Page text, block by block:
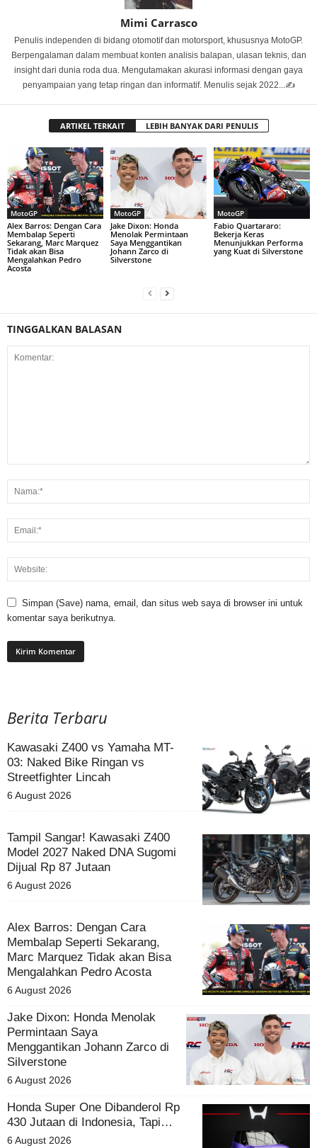
Mimi Carrasco
Penulis independen di bidang otomotif dan motorsport, khususnya MotoGP.
Berpengalaman dalam membuat konten analisis balapan, ulasan teknis, dan
insight dari dunia roda dua. Mengutamakan akurasi informasi dengan gaya
penyampaian yang tetap ringan dan informatif. Menulis sejak 2022...✍️
ARTIKEL TERKAIT LEBIH BANYAK DARI PENULIS
MotoGP
Alex Barros: Dengan Cara
Membalap Seperti
Sekarang, Marc Marquez
Tidak akan Bisa
Mengalahkan Pedro
Acosta
MotoGP
Jake Dixon: Honda
Menolak Permintaan
Saya Menggantikan
Johann Zarco di
Silverstone
MotoGP
Fabio Quartararo:
Bekerja Keras
Menunjukkan Performa
yang Kuat di Silverstone
TINGGALKAN BALASAN
Simpan (Save) nama, email, dan situs web saya di browser ini untuk
komentar saya berikutnya.
Berita Terbaru
Kawasaki Z400 vs Yamaha MT-
03: Naked Bike Ringan vs
Streetfighter Lincah
6 August 2026
Tampil Sangar! Kawasaki Z400
Model 2027 Naked DNA Sugomi
Dijual Rp 87 Jutaan
6 August 2026
Alex Barros: Dengan Cara
Membalap Seperti Sekarang,
Marc Marquez Tidak akan Bisa
Mengalahkan Pedro Acosta
6 August 2026
Jake Dixon: Honda Menolak
Permintaan Saya
Menggantikan Johann Zarco di
Silverstone
6 August 2026
Honda Super One Dibanderol Rp
430 Jutaan di Indonesia, Tapi…
6 August 2026